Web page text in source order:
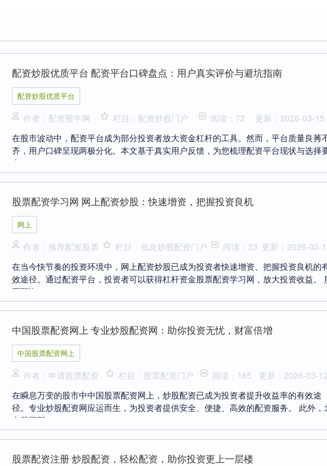
配资炒股优质平台 配资平台口碑盘点：用户真实评价与避坑指南
配资炒股优质平台
作者：配资股牛网 栏目：配资炒股门户 阅读：72
更新：2026-03-15
在股市波动中，配资平台成为部分投资者放大资金杠杆的工具。然而，平台质量良莠
齐，用户口碑呈现两极分化。本文基于真实用户反馈，为您梳理配资平台现状与选择
点。 1....
股票配资学习网 网上配资炒股：快速增资，把握投资良机
网上
作者：推荐配资股票 栏目：低息炒股配资门户 阅读：53 更新：2026-03-
在当今快节奏的投资环境中，网上配资炒股已成为投资者快速增资、把握投资良机的
效途径。通过配资平台，投资者可以获得杠杆资金股票配资学习网，放大投资收益。
票配资....
中国股票配资网上 专业炒股配资网：助你投资无忧，财富倍增
中国股票配资网上
作者：申请股票配资 栏目：股票配资门户 阅读：165
更新：2026-03-12
在瞬息万变的股市中中国股票配资网上，炒股配资已成为投资者提升收益率的有效途
径。专业炒股配资网应运而生，为投资者提供安全、便捷、高效的配资服务。 此外，
京股票配....
股票配资注册 炒股配资，轻松配资，助你投资更上一层楼